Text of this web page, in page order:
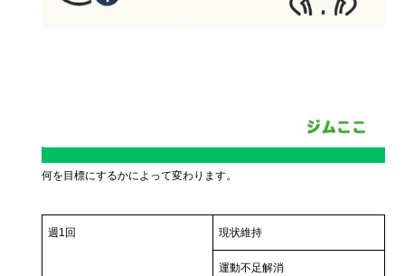
何を目標にするかによって変わります。
週1回 現状維持
運動不足解消